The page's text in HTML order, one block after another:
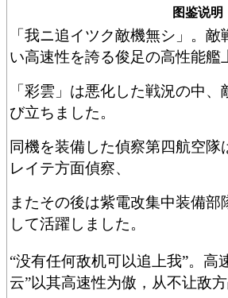
图鉴说明
「我ニ追イツク敵機無シ」。
い高速性を誇る俊足の高性能艦
「彩雲」は悪化した戦況の中
び立ちました。
同機を装備した偵察第四航空
レイテ方面偵察、
またその後は紫電改集中装備
して活躍しました。
“没有任何敌机可以追上我”。高
云”以其高速性为傲，从不让敌